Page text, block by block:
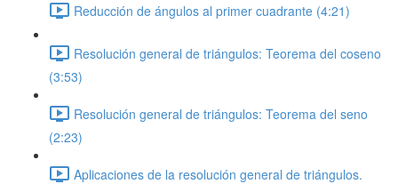
Reducción de ángulos al primer cuadrante (4:21)
Resolución general de triángulos: Teorema del coseno
(3:53)
Resolución general de triángulos: Teorema del seno
(2:23)
Aplicaciones de la resolución general de triángulos.